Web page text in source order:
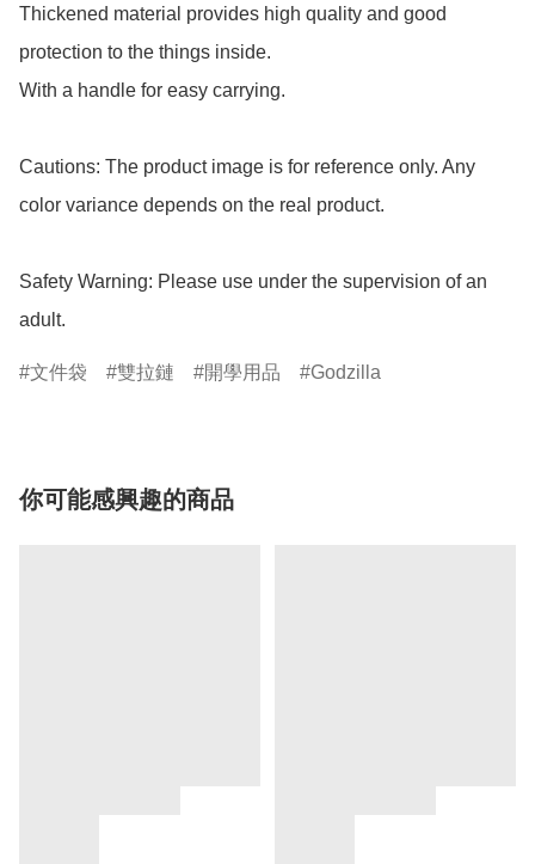
Thickened material provides high quality and good
protection to the things inside.
With a handle for easy carrying.
Cautions: The product image is for reference only. Any
color variance depends on the real product.
Safety Warning: Please use under the supervision of an
adult.
文件袋 雙拉鏈 開學用品 Godzilla
你可能感興趣的商品